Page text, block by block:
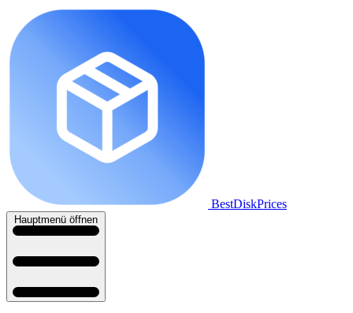
BestDiskPrices
Hauptmenü öffnen